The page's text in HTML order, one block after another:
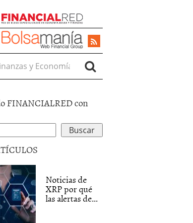
FINANCIALRED con
Noticias de
XRP por qué
las alertas de...